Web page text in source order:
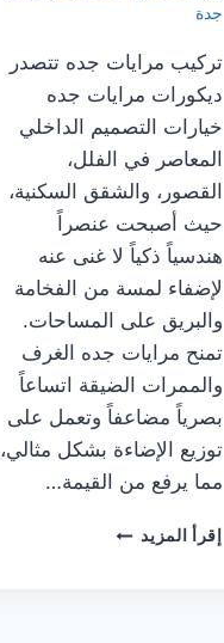
جدة
تركيب مرايات جده تتصدر
ديكورات مرايات جده
خيارات التصميم الداخلي
المعاصر في الفلل،
القصور، والشقق السكنية،
حيث أصبحت عنصراً
هندسياً ذكياً لا غنى عنه
لإضفاء لمسة من الفخامة
والبريق على المساحات.
تمنح مرايات جده الغرف
والممرات الضيقة اتساعاً
بصرياً مضاعفاً وتعمل على
توزيع الإضاءة بشكل مثالي،
مما يرفع من القيمة…
إقرأ المزيد تركيب